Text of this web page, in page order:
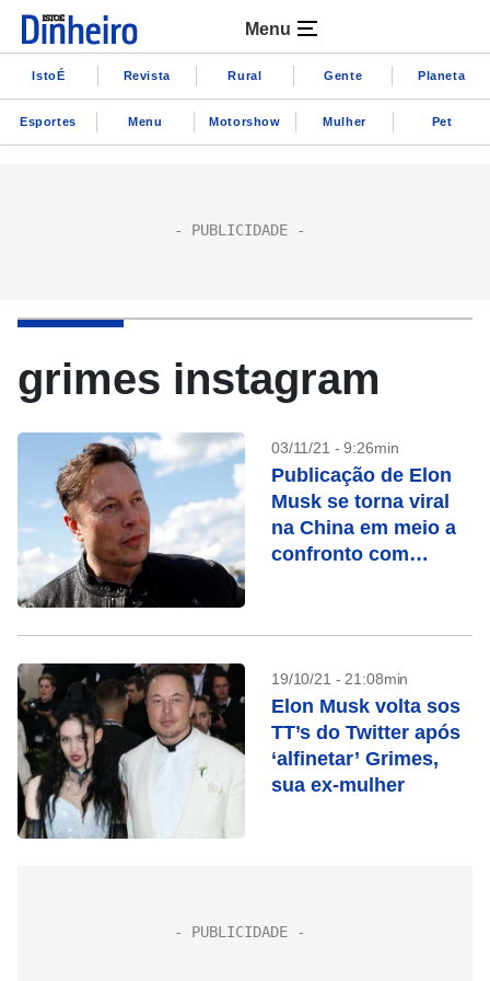
Menu
IstoÉ Revista Rural Gente Planeta
Esportes Menu Motorshow Mulher Pet
grimes instagram
03/11/21 - 9:26min
Publicação de Elon
Musk se torna viral
na China em meio a
confronto com
19/10/21 - 21:08min
Elon Musk volta sos
TT’s do Twitter após
‘alfinetar’ Grimes,
sua ex-mulher